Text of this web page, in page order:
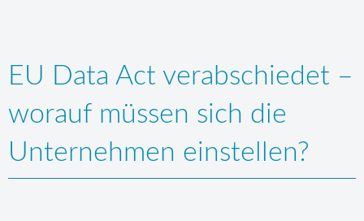
EU Data Act verabschiedet –
worauf müssen sich die
Unternehmen einstellen?